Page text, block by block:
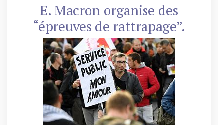
E. Macron organise des
“épreuves de rattrapage”.